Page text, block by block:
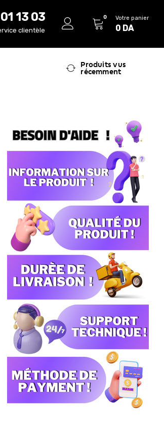
13 03
clientèle
0 Votre panier
0 DA
Produits vus
récemment